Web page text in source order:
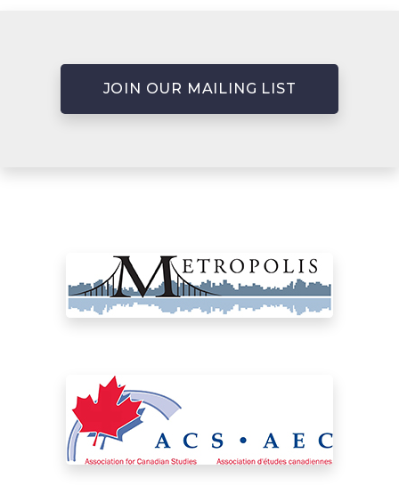
JOIN OUR MAILING LIST